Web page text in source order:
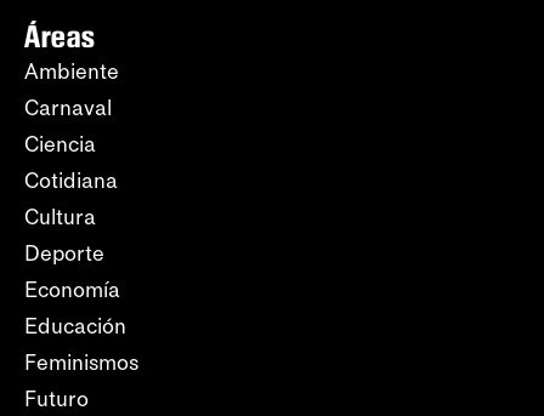
Áreas
Ambiente
Carnaval
Ciencia
Cotidiana
Cultura
Deporte
Economía
Educación
Feminismos
Futuro